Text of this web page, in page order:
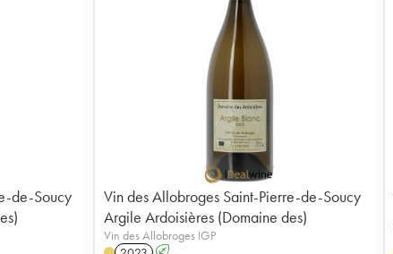
de-Soucy
Vin des Allobroges Saint-Pierre-de-Soucy
Argile Ardoisières (Domaine des)
Vin des Allobroges IGP